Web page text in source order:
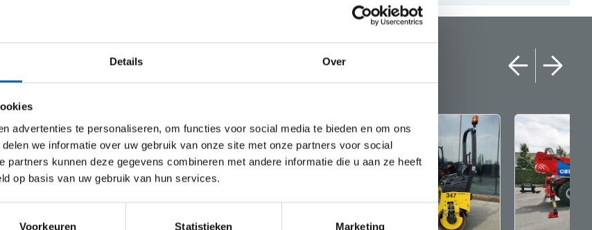
Details Over
advertenties te personaliseren, om functies voor social media te bieden en om ons
we informatie over uw gebruik van onze site met onze partners voor social
partners kunnen deze gegevens combineren met andere informatie die u aan ze heeft
op basis van uw gebruik van hun services.
Voorkeuren Statistieken Marketing
Huur een machine